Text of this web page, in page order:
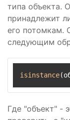
типа объекта.
принадлежит
его потомкам.
следующим
isinstance
Где "объект" -